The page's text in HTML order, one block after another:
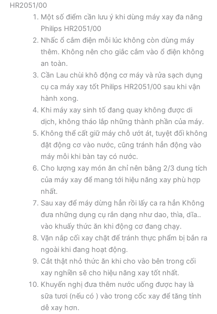
HR2051/00
Một số điểm cần lưu ý khi dùng máy xay đa năng
Philips HR2051/00
Nhấc ổ cắm điện mỗi lúc không còn dùng máy
thêm. Không nên cho giắc cắm vào ổ điện không
an toàn.
Cần Lau chùi khô động cơ máy và rửa sạch dụng
cụ ca máy xay tốt Philips HR2051/00 sau khi vận
hành xong.
Khi máy xay sinh tố đang quay không được di
dịch, không tháo lắp những thành phần của máy.
Không thể cất giữ máy chỗ ướt át, tuyệt đối không
đặt động cơ vào nước, cũng tránh hẳn động vào
máy mỗi khi bàn tay có nước.
Cho lượng xay món ăn chỉ nên bằng 2/3 dung tích
của máy xay để mang tới hiệu năng xay phù hợp
nhất.
Sau xay để máy dừng hẳn rồi lấy ca ra hẳn Không
đưa những dụng cụ rắn dạng như dao, thìa, dĩa..
vào khuấy thức ăn khi động cơ đang chạy.
Vặn nắp cối xay chặt để tránh thực phẩm bị bắn ra
ngoài khi đang hoạt động.
Cắt thật nhỏ thức ăn khi cho vào bên trong cối
xay nghiền sẽ cho hiệu năng xay tốt nhất.
Khuyến nghị đưa thêm nước uống được hay là
sữa tươi (nếu có ) vào trong cốc xay để tăng tính
dễ xay hơn.